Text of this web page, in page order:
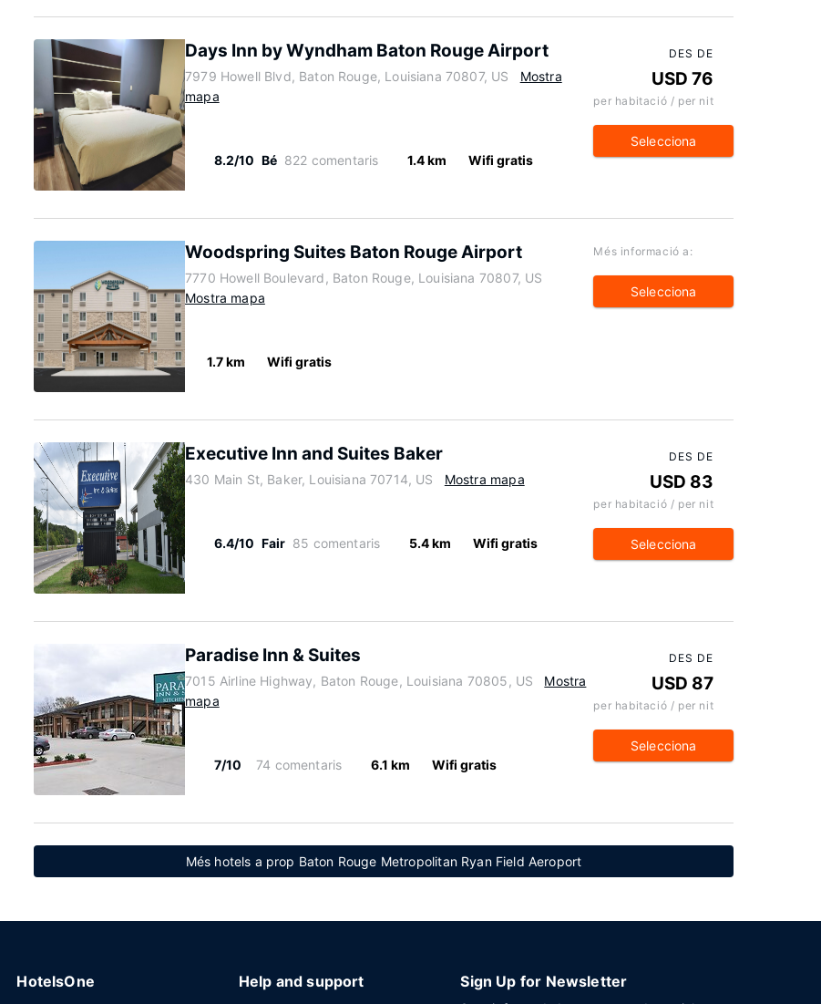
Days Inn by Wyndham Baton Rouge Airport
7979 Howell Blvd, Baton Rouge, Louisiana 70807, US
Mostra
mapa
8.2/10 Bé 822 comentaris 1.4 km Wifi gratis
DES DE
USD 76
per habitació / per nit
Selecciona
Woodspring Suites Baton Rouge Airport
7770 Howell Boulevard, Baton Rouge, Louisiana 70807, US
Mostra mapa
1.7 km Wifi gratis
Més informació a:
Selecciona
Executive Inn and Suites Baker
430 Main St, Baker, Louisiana 70714, US Mostra mapa
6.4/10 Fair 85 comentaris 5.4 km Wifi gratis
DES DE
USD 83
per habitació / per nit
Selecciona
Paradise Inn & Suites
7015 Airline Highway, Baton Rouge, Louisiana 70805, US
Mostra
mapa
7/10 74 comentaris 6.1 km Wifi gratis
DES DE
USD 87
per habitació / per nit
Selecciona
Més hotels a prop Baton Rouge Metropolitan Ryan Field Aeroport
HotelsOne Help and support Sign Up for Newsletter